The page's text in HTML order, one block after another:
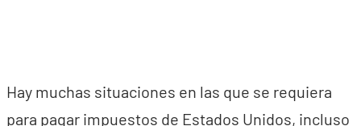
Hay muchas situaciones en las que se requiera
para pagar impuestos de Estados Unidos, incluso